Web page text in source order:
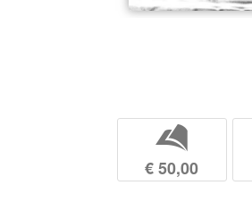
b
€ 50,00